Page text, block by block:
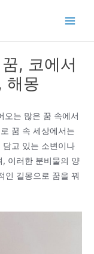
, 코에서
해몽
오는 많은 꿈 속에서
꿈 속 세상에서는
고 있는 소변이나
, 이러한 분비물의 양
인 길몽으로 꿈을 꿔